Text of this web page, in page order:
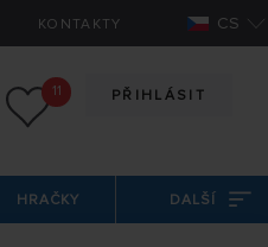
KONTAKTY CS
PŘIHLÁSIT
11
HRAČKY DALŠÍ